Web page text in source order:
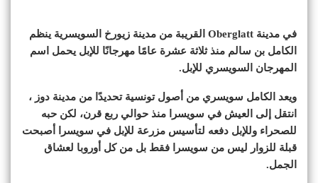
في مدينة Oberg­latt القريبة من مدينة زيورخ السويسرية ينظم
الكامل بن سالم منذ ثلاثة عشرة عامًا مهرجانًا للإبل يحمل اسم
المهرجان السويسري للإبل.
ويعد الكامل سويسري من أصول تونسية تحديدًا من مدينة دوز ،
انتقل إلى العيش في سويسرا منذ حوالي ربع قرن، لكن حبه
للصحراء وللإبل دفعه لتأسيس مزرعة للإبل في سويسرا أصبحت
قبلة للزوار ليس من سويسرا فقط بل من كل أوروبا لعشاق
الجمل.